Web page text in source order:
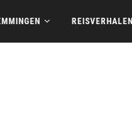
REISVERHALEN